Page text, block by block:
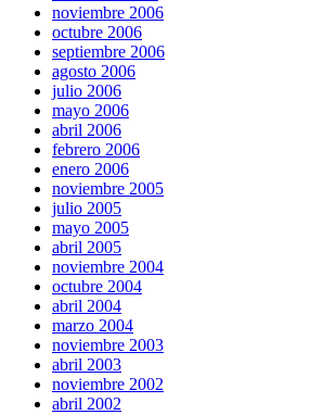
noviembre 2006
octubre 2006
septiembre 2006
agosto 2006
julio 2006
mayo 2006
abril 2006
febrero 2006
enero 2006
noviembre 2005
julio 2005
mayo 2005
abril 2005
noviembre 2004
octubre 2004
abril 2004
marzo 2004
noviembre 2003
abril 2003
noviembre 2002
abril 2002